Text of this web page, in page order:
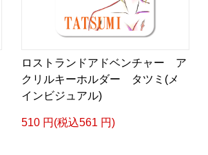
ロストランドアドベンチャー ア
クリルキーホルダー タツミ(メ
インビジュアル)
510 円(税込561 円)